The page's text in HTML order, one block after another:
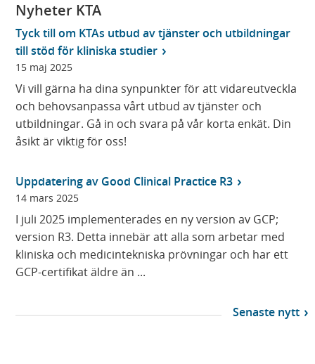
ö
n
t
e
r
)
t
f
ö
n
s
t
e
r
Nyheter KTA
Tyck till om KTAs utbud av tjänster och utbildningar
till stöd för kliniska studier
15 maj 2025
Vi vill gärna ha dina synpunkter för att vidareutveckla
och behovsanpassa vårt utbud av tjänster och
utbildningar. Gå in och svara på vår korta enkät. Din
åsikt är viktig för oss!
Uppdatering av Good Clinical Practice R3
14 mars 2025
I juli 2025 implementerades en ny version av GCP;
version R3. Detta innebär att alla som arbetar med
kliniska och medicintekniska prövningar och har ett
GCP-certifikat äldre än ...
Senaste nytt